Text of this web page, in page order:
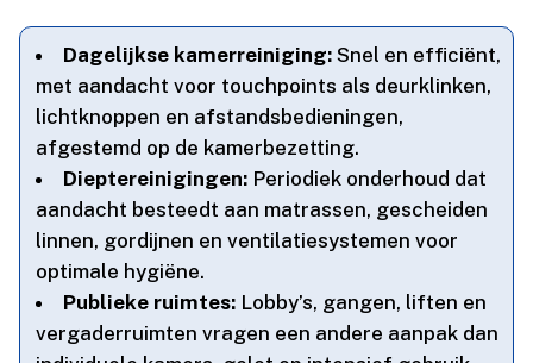
Dagelijkse kamerreiniging: Snel en efficiënt,
met aandacht voor touchpoints als deurklinken,
lichtknoppen en afstandsbedieningen,
afgestemd op de kamerbezetting.​
Dieptereinigingen: Periodiek onderhoud dat
aandacht besteedt aan matrassen, gescheiden
linnen, gordijnen en ventilatiesystemen voor
optimale hygiëne.​
Publieke ruimtes: Lobby’s, gangen, liften en
vergaderruimten vragen een andere aanpak dan